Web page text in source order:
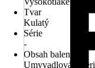
Tvar
Kulatý
Série
-
Obsah balení
Umyvadlová